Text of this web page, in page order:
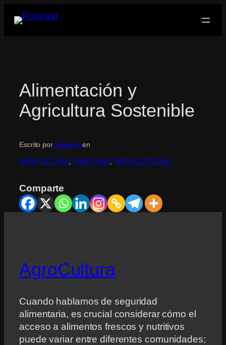
Alimentación y
Agricultura Sostenible
Escrito porradiotecaen
AGRICULTURA, IDENTIDAD, PRODUCTIVIDAD
Comparte
AgroCultura
Cuando hablamos de seguridad
alimentaria, es crucial considerar cómo el
acceso a alimentos frescos y nutritivos
puede variar entre diferentes comunidades;